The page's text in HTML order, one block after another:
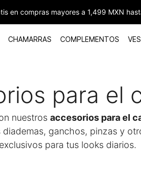
en compras mayores a 1,499 MXN
CHAMARRAS COMPLEMENTOS
para el
nuestrosaccesorios para el
diademas, ganchos, pinzas y
exclusivos para tus looks diarios.